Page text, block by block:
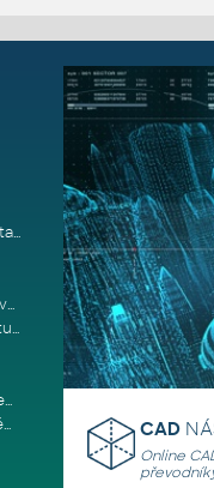
Bluebeam v propojeném pracovním postupu ve stavebnictví: Proč je int
Tři překážky rozšiřování využití umělé inteligence ve stavebním prům
Autodesk Flex (platba za použití) je nyní ještě dostupnější
Udržujte vaše týmy produktivní díky podpoře vedené odborníky
Od experimentování s umělou inteligencí k reálnému dopadu na podniká
CAD
Online